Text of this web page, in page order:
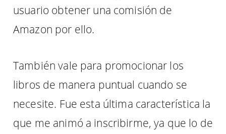
usuario obtener una comisión de
Amazon por ello.
También vale para promocionar los
libros de manera puntual cuando se
necesite. Fue esta última característica la
que me animó a inscribirme, ya que lo de